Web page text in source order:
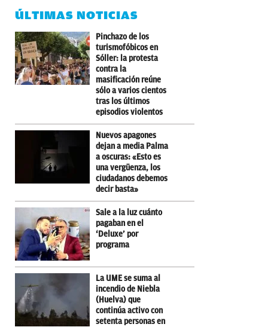
ÚLTIMAS NOTICIAS
Pinchazo de los
turismofóbicos en
Sóller: la protesta
contra la
masificación reúne
sólo a varios cientos
tras los últimos
episodios violentos
Nuevos apagones
dejan a media Palma
a oscuras: «Esto es
una vergüenza, los
ciudadanos debemos
decir basta»
Sale a la luz cuánto
pagaban en el
‘Deluxe’ por
programa
La UME se suma al
incendio de Niebla
(Huelva) que
continúa activo con
setenta personas en